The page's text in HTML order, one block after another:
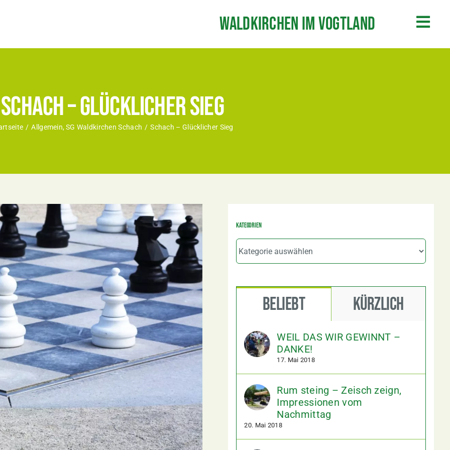
Waldkirchen im Vogtland
Schach – Glücklicher Sieg
Allgemein SG Waldkirchen Schach Schach – Glücklicher Sieg
Kategorien
Kategorien
Beliebt Kürzlich
WEIL DAS WIR GEWINNT –
DANKE!
17. Mai 2018
Rum steing – Zeisch zeign,
Impressionen vom
Nachmittag
20. Mai 2018